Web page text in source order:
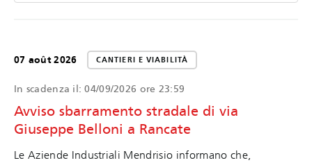
07 août 2026 CANTIERI E VIABILITÀ
In scadenza il:04/09/2026 ore 23:59
Avviso sbarramento stradale di via
Giuseppe Belloni a Rancate
Le Aziende Industriali Mendrisio informano che,